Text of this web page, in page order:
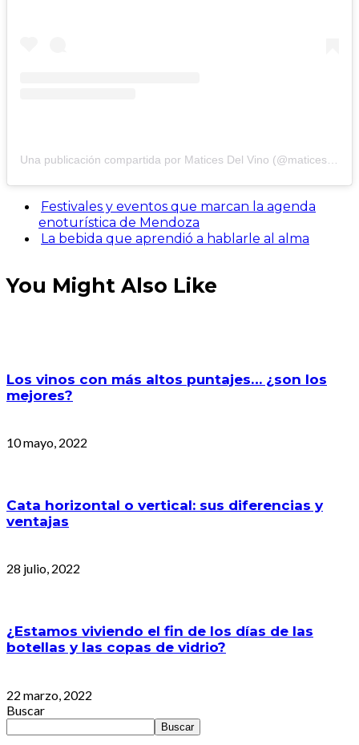
Una publicación compartida por Matices Del Vino (@maticesdelvino)
Festivales y eventos que marcan la agenda
enoturística de Mendoza
La bebida que aprendió a hablarle al alma
You Might Also Like
Los vinos con más altos puntajes… ¿son los
mejores?
10 mayo, 2022
Cata horizontal o vertical: sus diferencias y
ventajas
28 julio, 2022
¿Estamos viviendo el fin de los días de las
botellas y las copas de vidrio?
22 marzo, 2022
Buscar
Buscar